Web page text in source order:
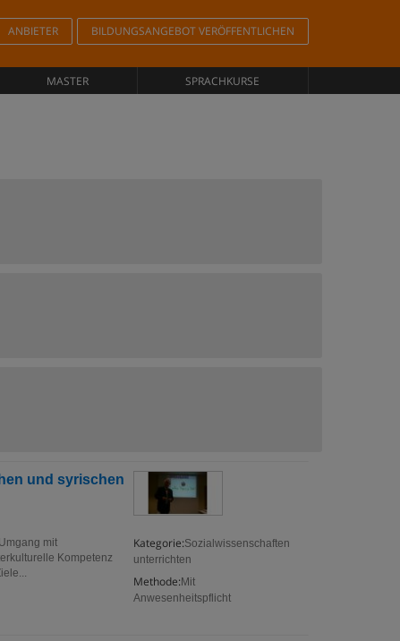
ANBIETER BILDUNGSANGEBOT VERÖFFENTLICHEN
MASTER SPRACHKURSE
und syrischen
Kategorie:Sozialwissenschaften
unterrichten
Methode: Mit
Anwesenheitspflicht
mit
Kompetenz